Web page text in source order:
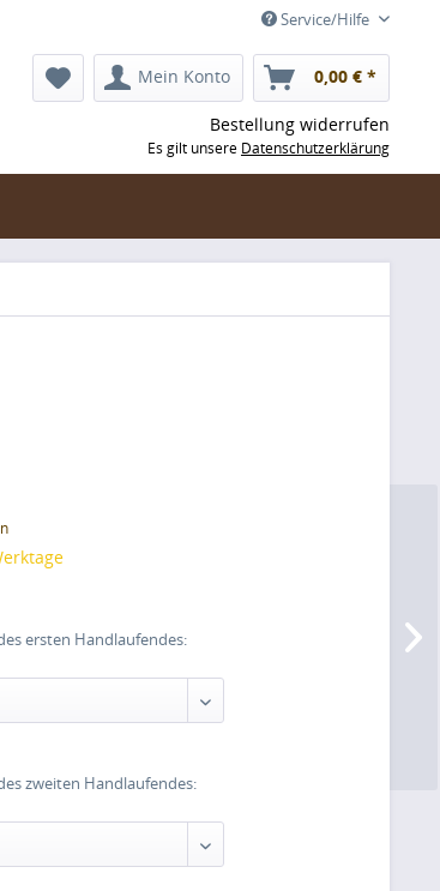
Service/Hilfe
Mein Konto 0,00 € *
Bestellung widerrufen
Es gilt unsere Datenschutzerklärung
ersten Handlaufendes:
zweiten Handlaufendes: